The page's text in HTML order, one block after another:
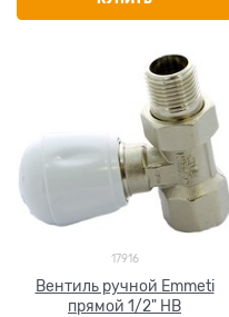
17916
Вентиль ручной Emmeti
прямой 1/2" НВ